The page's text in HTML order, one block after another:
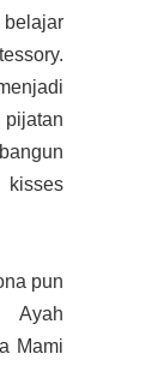
pijatan
kisses
pun
Ayah
Mami